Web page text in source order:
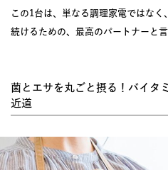
この1台は、単なる調理家電ではな
続けるための、最高のパートナーと
菌とエサを丸ごと摂る！バイタ
近道